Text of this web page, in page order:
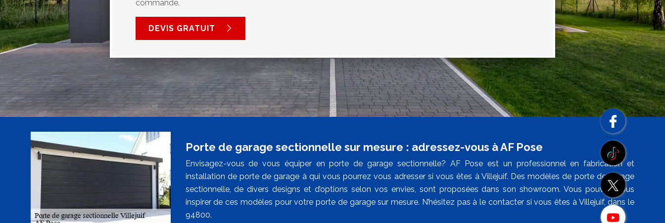
commande.
DEVIS GRATUIT
Porte de garage sectionnelle sur mesure : adressez-vous à AF Pose
Envisagez-vous de vous équiper en porte de garage sectionnelle? AF Pose est un professionnel en fabrication et
installation de porte de garage à qui vous pourrez vous adresser si vous êtes à Villejuif. Des modèles de porte de garage
sectionnelle, de divers designs et d’options selon vos envies, sont proposées dans son showroom. Vous pouvez vous
inspirer de ces modèles pour votre porte de garage sur mesure. N’hésitez pas à le contacter si vous êtes à Villejuif, dans le
94800.